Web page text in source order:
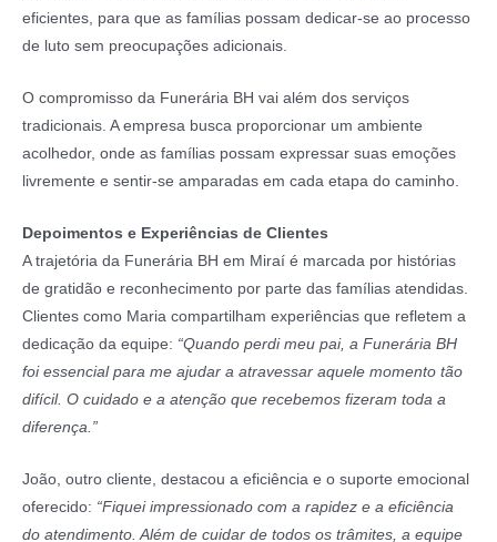
eficientes, para que as famílias possam dedicar-se ao processo
de luto sem preocupações adicionais.
O compromisso da Funerária BH vai além dos serviços
tradicionais. A empresa busca proporcionar um ambiente
acolhedor, onde as famílias possam expressar suas emoções
livremente e sentir-se amparadas em cada etapa do caminho.
Depoimentos e Experiências de Clientes
A trajetória da Funerária BH em Miraí é marcada por histórias
de gratidão e reconhecimento por parte das famílias atendidas.
Clientes como Maria compartilham experiências que refletem a
dedicação da equipe: “Quando perdi meu pai, a Funerária BH
foi essencial para me ajudar a atravessar aquele momento tão
difícil. O cuidado e a atenção que recebemos fizeram toda a
diferença.”
João, outro cliente, destacou a eficiência e o suporte emocional
oferecido: “Fiquei impressionado com a rapidez e a eficiência
do atendimento. Além de cuidar de todos os trâmites, a equipe